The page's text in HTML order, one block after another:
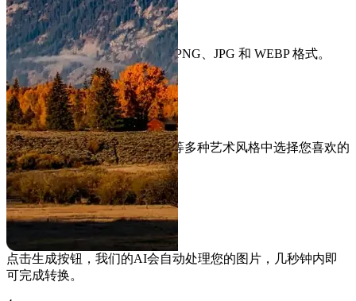
上传图片
选择您想要转换的照片。支持 PNG、JPG 和 WEBP 格式。
2
选择风格
从默认、卡通、史努比、素描等多种艺术风格中选择您喜欢的
效果。
3
生成
点击生成按钮，我们的AI会自动处理您的图片，几秒钟内即
可完成转换。